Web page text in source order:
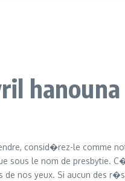
consid�rez-le comme
le nom de presbytie.
nos yeux. Si aucun des